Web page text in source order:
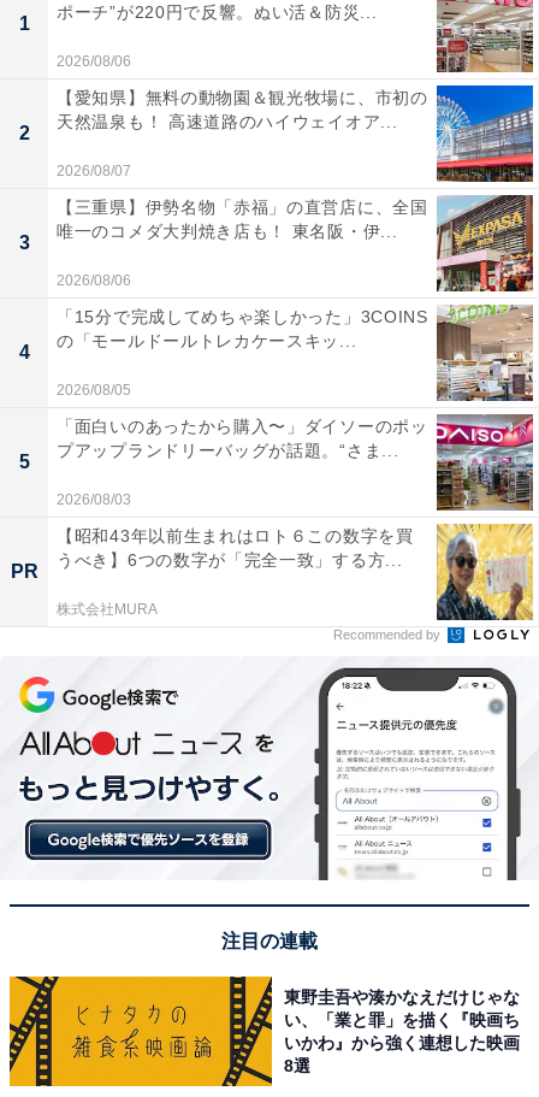
1
ポーチ”が220円で反響。ぬい活＆防災...
2026/08/06
2
【愛知県】無料の動物園＆観光牧場に、市初の
天然温泉も！ 高速道路のハイウェイオア...
2026/08/07
3
【三重県】伊勢名物「赤福」の直営店に、全国
唯一のコメダ大判焼き店も！ 東名阪・伊...
2026/08/06
4
「15分で完成してめちゃ楽しかった」3COINS
の「モールドールトレカケースキッ...
2026/08/05
5
「面白いのあったから購入〜」ダイソーのポッ
プアップランドリーバッグが話題。“さま...
2026/08/03
PR
【昭和43年以前生まれはロト６この数字を買
うべき】6つの数字が「完全一致」する方...
株式会社MURA
Recommended by
注目の連載
東野圭吾や湊かなえだけじゃな
い、「業と罪」を描く『映画ち
いかわ』から強く連想した映画
8選